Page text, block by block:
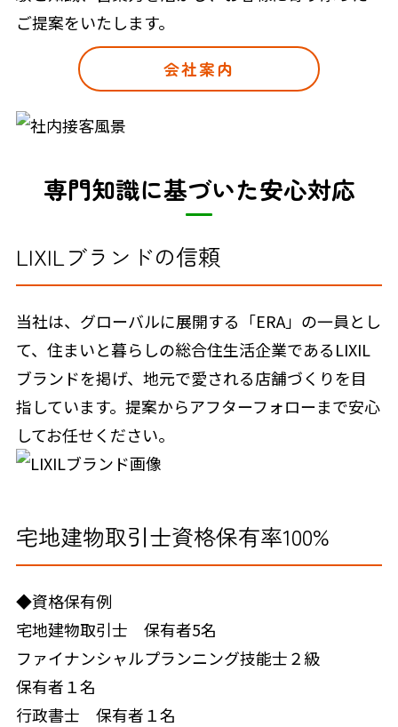
ご提案をいたします。
会社案内
専門知識に基づいた安心対応
LIXILブランドの信頼
当社は、グローバルに展開する「ERA」の一員とし
て、住まいと暮らしの総合住生活企業であるLIXIL
ブランドを掲げ、地元で愛される店舗づくりを目
指しています。提案からアフターフォローまで安心
してお任せください。
宅地建物取引士資格保有率100%
◆資格保有例
宅地建物取引士 保有者5名
ファイナンシャルプランニング技能士２級
保有者１名
行政書士 保有者１名